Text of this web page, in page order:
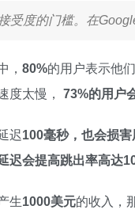
受度的门槛。在
， 80%的用户表示他
度太慢， 73%的用户
迟100毫秒，也会损害
迟会提高跳出率高达
生1000美元的收入，